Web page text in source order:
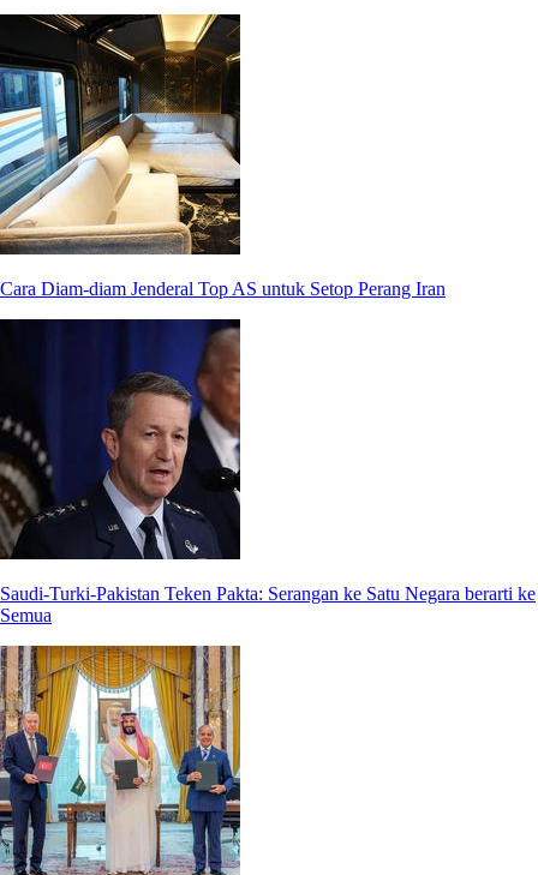
Cara Diam-diam Jenderal Top AS untuk Setop Perang Iran
Saudi-Turki-Pakistan Teken Pakta: Serangan ke Satu Negara berarti ke
Semua